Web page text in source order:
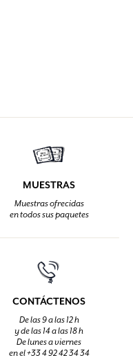
MUESTRAS
Muestras ofrecidas
en todos sus paquetes
CONTÁCTENOS
De las 9 a las 12 h
y de las 14 a las 18 h
De lunes a viernes
en el +33 4 92 42 34 34